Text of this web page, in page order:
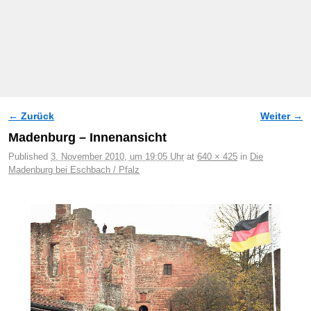
Bilder-Navigation
← Zurück Weiter →
Madenburg – Innenansicht
Published 3. November 2010, um 19:05 Uhr at 640 × 425 in Die
Madenburg bei Eschbach / Pfalz